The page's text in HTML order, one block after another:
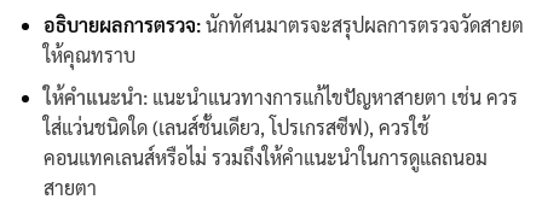
อธิบายผลการตรวจ: นักทัศนมาตรจะสรุปผลการตรวจวัดสายต
ให้คุณทราบ
ให้คำแนะนำ:แนะนำแนวทางการแก้ไขปัญหาสายตา เช่น ควร
ใส่แว่นชนิดใด (เลนส์ชั้นเดียว, โปรเกรสซีฟ), ควรใช้
คอนแทคเลนส์หรือไม่ รวมถึงให้คำแนะนำในการดูแลถนอม
สายตา